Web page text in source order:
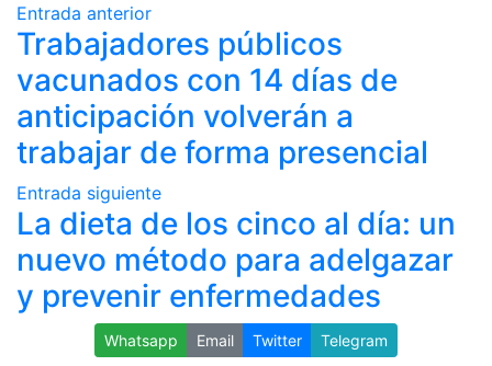
Entrada anterior
Trabajadores públicos
vacunados con 14 días de
anticipación volverán a
trabajar de forma presencial
Entrada siguiente
La dieta de los cinco al día: un
nuevo método para adelgazar
y prevenir enfermedades
Whatsapp Email Twitter Telegram